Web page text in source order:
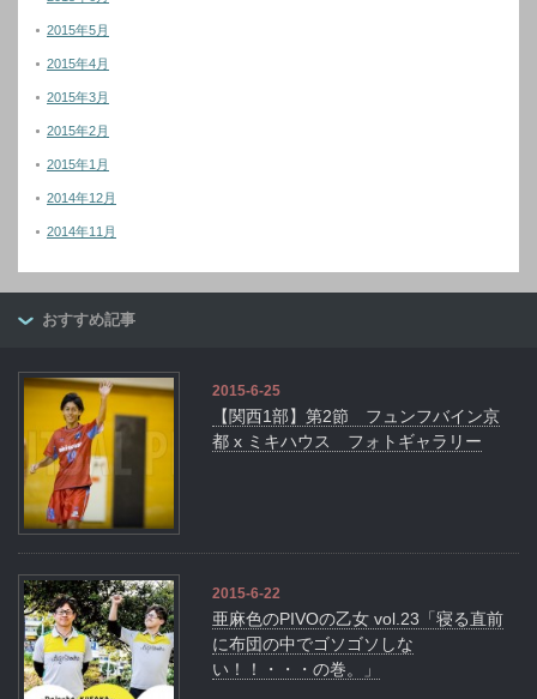
2015年5月
2015年4月
2015年3月
2015年2月
2015年1月
2014年12月
2014年11月
おすすめ記事
2015-6-25
【関西1部】第2節 フュンフバイン京
都 x ミキハウス フォトギャラリー
2015-6-22
亜麻色のPIVOの乙女 vol.23「寝る直前
に布団の中でゴソゴソしな
い！！・・・の巻。」